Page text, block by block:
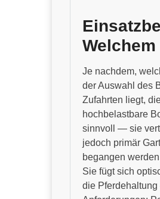
Je nachdem,
der Auswahl des
Zufahrten liegt,
hochbelastbare
sinnvoll — sie
jedoch primär
begangen
Sie fügt sich
die